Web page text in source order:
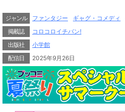
迷い込んでしまった少女・ポムニ。
奇妙な空間「アメイジング デジタル サーカ
不思議な冒険が幕を開ける・・・！
総再生回数7億回突破！
世界中で話題のダークコメディアニメを完全
ジャンル
ファンタジー ギャグ・コメディ
掲載誌
コロコロイチバン!
出版社
小学館
配信日
2025年9月26日